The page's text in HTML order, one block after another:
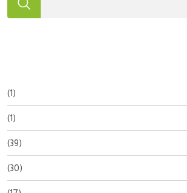
(1)
(1)
(39)
(30)